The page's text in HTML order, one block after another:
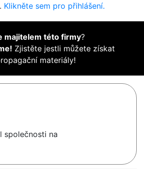
Klikněte sem pro přihlášení.
majitelem této firmy?
Zjistěte jestli můžete získat
materiály!
společnosti na